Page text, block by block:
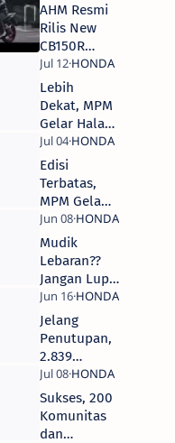
AHM Resmi
Rilis New
CB150R
Facelift
Tahun 2018
Lebih
Dekat, MPM
Gelar Halal
bi Halal
Blogger dan
Vlogger
Jawa Timur
Edisi
Terbatas,
MPM Gelar
Lelang All
New Vario
150 Tahun
2018
Special
Persebaya
Mudik
Lebaran??
Jangan Lupa
Mampir di
Bale Santai
Honda Jawa
Timur 2018
(Madiun,
Mojokerto
dan Malang)
Jelang
Penutupan,
2.839
Pemudik
Sudah
Mampir di
Bale Santai
Sukses, 200
Komunitas
dan